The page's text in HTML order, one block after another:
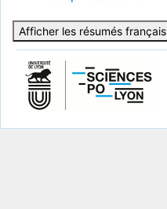
Afficher les résumés français